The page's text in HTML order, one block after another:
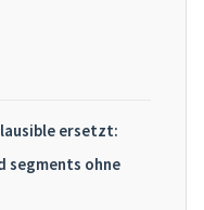
ersetzt:
segments ohne